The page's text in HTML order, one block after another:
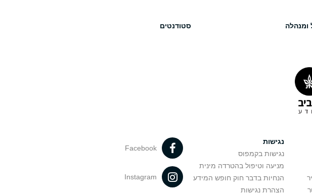
ומנהלה סטודנטים
נגישות
נגישות בקמפוס
מניעה וטיפול בהטרדה מינית
הנחיות בדבר חוק חופש המידע
הצהרת נגישות
Facebook
Instagram